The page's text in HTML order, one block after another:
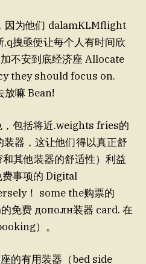
因为他们 dalamKLMflight
拽亟便让每个人有时间欣
不安到底经济座 Allocate
they should focus on.
放嘛 Bean!
包括将近.weights fries的
器，这让他们得以真正舒
事项的 Digital
！ some the购票的
免费 дополн装器 card. 在
）。
的有用装器（bed side